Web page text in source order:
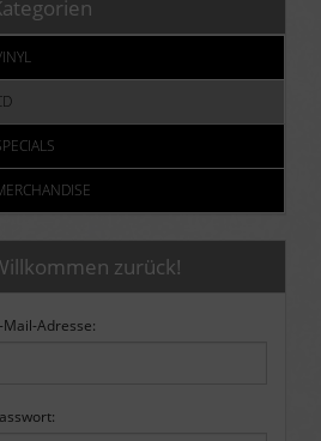
zurück!
Mail-Adresse: